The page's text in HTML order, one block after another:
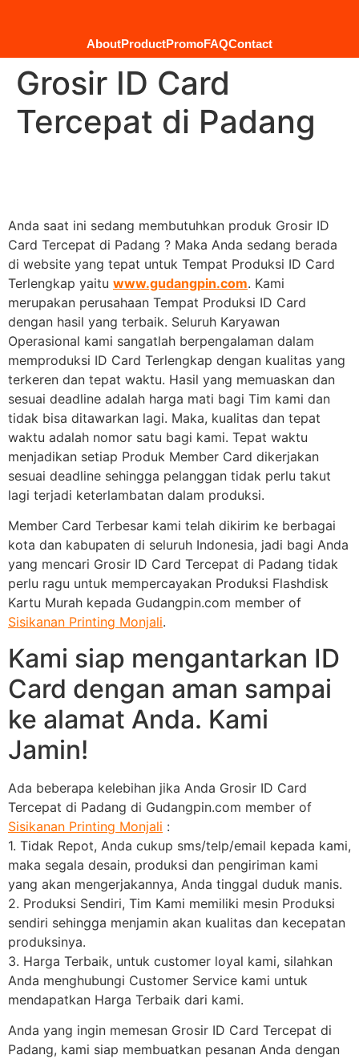
AboutProductPromoFAQContact
Grosir ID Card
Tercepat di Padang
Anda saat ini sedang membutuhkan produk Grosir ID
Card Tercepat di Padang ? Maka Anda sedang berada
di website yang tepat untuk Tempat Produksi ID Card
Terlengkap yaitu www.gudangpin.com. Kami
merupakan perusahaan Tempat Produksi ID Card
dengan hasil yang terbaik. Seluruh Karyawan
Operasional kami sangatlah berpengalaman dalam
memproduksi ID Card Terlengkap dengan kualitas yang
terkeren dan tepat waktu. Hasil yang memuaskan dan
sesuai deadline adalah harga mati bagi Tim kami dan
tidak bisa ditawarkan lagi. Maka, kualitas dan tepat
waktu adalah nomor satu bagi kami. Tepat waktu
menjadikan setiap Produk Member Card dikerjakan
sesuai deadline sehingga pelanggan tidak perlu takut
lagi terjadi keterlambatan dalam produksi.
Member Card Terbesar kami telah dikirim ke berbagai
kota dan kabupaten di seluruh Indonesia, jadi bagi Anda
yang mencari Grosir ID Card Tercepat di Padang tidak
perlu ragu untuk mempercayakan Produksi Flashdisk
Kartu Murah kepada Gudangpin.com member of
Sisikanan Printing Monjali.
Kami siap mengantarkan ID
Card dengan aman sampai
ke alamat Anda. Kami
Jamin!
Ada beberapa kelebihan jika Anda Grosir ID Card
Tercepat di Padang di Gudangpin.com member of
Sisikanan Printing Monjali :
1. Tidak Repot, Anda cukup sms/telp/email kepada kami,
maka segala desain, produksi dan pengiriman kami
yang akan mengerjakannya, Anda tinggal duduk manis.
2. Produksi Sendiri, Tim Kami memiliki mesin Produksi
sendiri sehingga menjamin akan kualitas dan kecepatan
produksinya.
3. Harga Terbaik, untuk customer loyal kami, silahkan
Anda menghubungi Customer Service kami untuk
mendapatkan Harga Terbaik dari kami.
Anda yang ingin memesan Grosir ID Card Tercepat di
Padang, kami siap membuatkan pesanan Anda dengan